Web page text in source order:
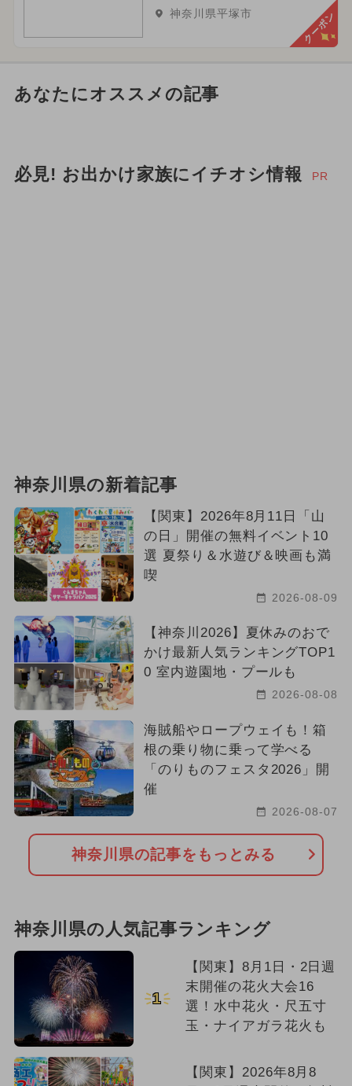
神奈川県平塚市 クーポン
あなたにオススメの記事
必見! お出かけ家族にイチオシ情報 PR
神奈川県の新着記事
【関東】2026年8月11日「山
の日」開催の無料イベント10
選 夏祭り＆水遊び＆映画も満
喫
2026-08-09
【神奈川2026】夏休みのおで
かけ最新人気ランキングTOP1
0 室内遊園地・プールも
2026-08-08
海賊船やロープウェイも！箱
根の乗り物に乗って学べる
「のりものフェスタ2026」開
催
2026-08-07
神奈川県の記事をもっとみる
神奈川県の人気記事ランキング
1
【関東】8月1日・2日週
末開催の花火大会16
選！水中花火・尺五寸
玉・ナイアガラ花火も
【関東】2026年8月8